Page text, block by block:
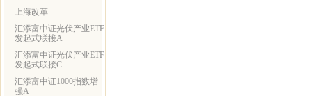
上海改革
汇添富中证光伏产业ETF
发起式联接A
汇添富中证光伏产业ETF
发起式联接C
汇添富中证1000指数增
强A